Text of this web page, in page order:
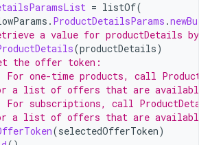
= listOf(
. ProductDetailsParams .
a value for productDetails by
(productDetails)
the offer token:
one-time products, call
a list of offers that are available
subscriptions, call
a list of offers that are available
(selectedOfferToken)